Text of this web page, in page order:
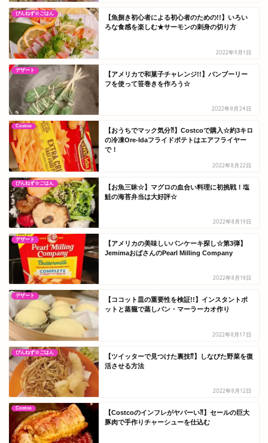
ぴんねず☆ごはん
【魚捌き初心者による初心者のための!!】いろい
ろな食感を楽しむ★サーモンの刺身の切り方
2022年9月1日
デザート
【アメリカで和菓子チャレンジ!!】バンブーリー
フを使って笹巻きを作ろう☆
2022年8月24日
Costco
【おうちでマック気分⁈】Costcoで購入☆約3キロ
の冷凍Ore-Idaフライドポテトはエアフライヤー
で！
2022年8月22日
ぴんねず☆ごはん
【お魚三昧☆】マグロの血合い料理に初挑戦！塩
鮭の海苔弁当は大好評☆
2022年8月19日
デザート
【アメリカの美味しいパンケーキ探し☆第3弾】
JemimaおばさんのPearl Milling Company
2022年8月18日
デザート
【ココット皿の重要性を検証!!】インスタントポ
ットと蒸籠で蒸しパン・マーラーカオ作り
2022年8月17日
ぴんねず☆ごはん
【ツイッターで見つけた裏技⁇】しなびた野菜を復
活させる方法
2022年8月12日
Costco
【Costcoのインフレがヤバーい⁈】セールの巨大
豚肉で手作りチャーシューを仕込む